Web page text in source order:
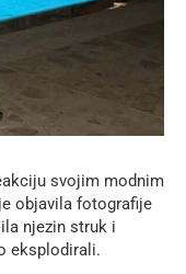
svojim modnim
objavila fotografije
njezin struk i
eksplodirali.